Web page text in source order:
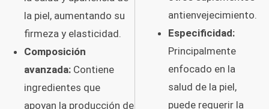
la piel, aumentando su
firmeza y elasticidad.
Composición
avanzada: Contiene
ingredientes que
apoyan la producción de
antienvejecimiento.
Especificidad:
Principalmente
enfocado en la
salud de la piel,
puede requerir la